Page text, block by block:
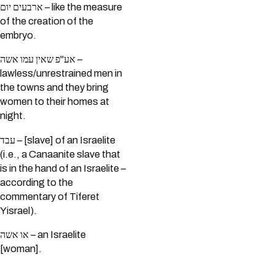
ארבעים יום – like the measure
of the creation of the
embryo.
אע"פ שאין עמו אשה –
lawless/unrestrained men in
the towns and they bring
women to their homes at
night.
עבד – [slave] of an Israelite
(i.e., a Canaanite slave that
is in the hand of an Israelite –
according to the
commentary of Tiferet
Yisrael).
או אשה – an Israelite
[woman].